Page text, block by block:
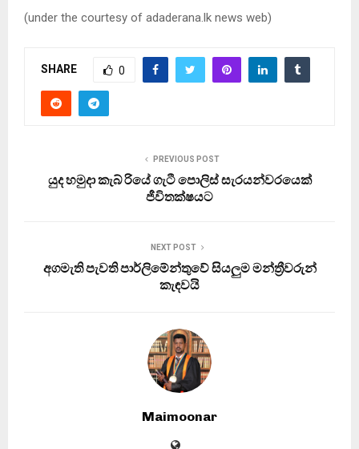
(under the courtesy of adaderana.lk news web)
SHARE 0
PREVIOUS POST
යුද හමුදා කැබ් රියේ ගැටී ‍පොලිස් සැරයන්ව‍රයෙක්
ජීවිතක්ෂයට
NEXT POST
අගමැති පැවති පාර්ලිමේන්තුවේ සියලුම මන්ත්‍රීවරුන්
කැඳවයි
Maimoonar